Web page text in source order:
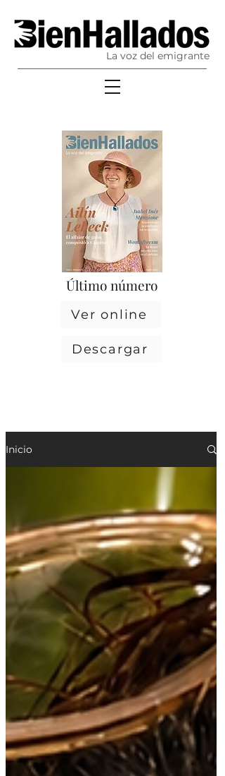
La voz del emigrante
Último número
Ver online
Descargar
Inicio